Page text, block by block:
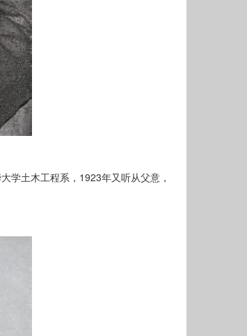
学土木工程系，1923年又听从父意，